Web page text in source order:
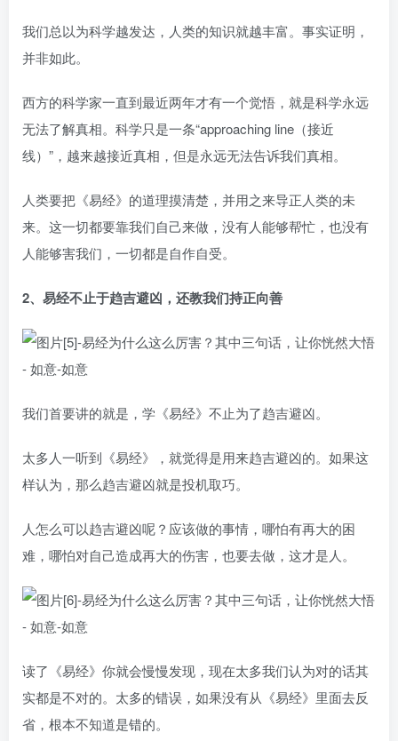
我们总以为科学越发达，人类的知识就越丰富。事实证明，
并非如此。
西方的科学家一直到最近两年才有一个觉悟，就是科学永远
无法了解真相。科学只是一条“approaching line（接近
线）”，越来越接近真相，但是永远无法告诉我们真相。
人类要把《易经》的道理摸清楚，并用之来导正人类的未
来。这一切都要靠我们自己来做，没有人能够帮忙，也没有
人能够害我们，一切都是自作自受。
2、易经不止于趋吉避凶，还教我们持正向善
我们首要讲的就是，学《易经》不止为了趋吉避凶。
太多人一听到《易经》，就觉得是用来趋吉避凶的。如果这
样认为，那么趋吉避凶就是投机取巧。
人怎么可以趋吉避凶呢？应该做的事情，哪怕有再大的困
难，哪怕对自己造成再大的伤害，也要去做，这才是人。
读了《易经》你就会慢慢发现，现在太多我们认为对的话其
实都是不对的。太多的错误，如果没有从《易经》里面去反
省，根本不知道是错的。